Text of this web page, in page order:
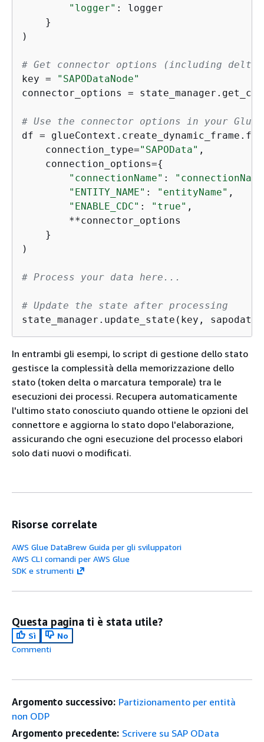
"logger" : logger
    }
)
# Get connector options (including
key =
"SAPODataNode"
connector_options =
# Use the connector options in your Glue
df =
    connection_type=
"SAPOData" ,
    connection_options=
{
"connectionName" :
"ENTITY_NAME" : "entityName" ,
"ENABLE_CDC" : "true" ,
        **connector_options
    }
)
# Process your data here...
# Update the state after processing
state_manager.update_state(key,
In entrambi gli esempi, lo script di gestione dello stato
gestisce la complessità della memorizzazione dello
stato (token delta o marcatura temporale) tra le
esecuzioni dei processi. Recupera automaticamente
l'ultimo stato conosciuto quando ottiene le opzioni del
connettore e aggiorna lo stato dopo l'elaborazione,
assicurando che ogni esecuzione del processo elabori
solo dati nuovi o modificati.
Risorse correlate
AWS Glue DataBrew Guida per gli sviluppatori
AWS CLI comandi per AWS Glue
SDK e strumenti
Questa pagina ti è stata utile?
Sì
No
Commenti
Argomento successivo: Partizionamento per entità
non ODP
Argomento precedente: Scrivere su SAP OData